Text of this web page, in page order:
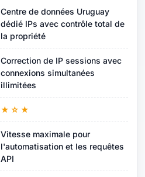
Centre de données Uruguay
dédié IPs avec contrôle total de
la propriété
Correction de IP sessions avec
connexions simultanées
illimitées
★☆★
Vitesse maximale pour
l'automatisation et les requêtes
API